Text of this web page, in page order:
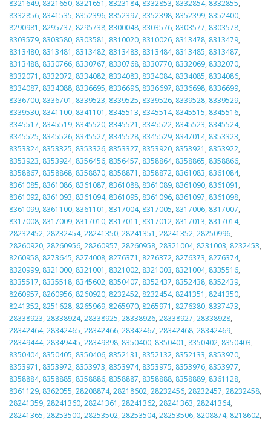
8321649, 8321650, 8321651 , 8323184, 8332853, 8332854, 8332855,
8332856, 8341535, 8352396, 8352397, 8352398, 8352399, 8352400,
8290981 , 8295737, 8295738, 8300048, 8303576, 8303577, 8303578,
8303579, 8303580, 8303581 , 8310020, 8310026, 8313478, 8313479,
8313480, 8313481 , 8313482, 8313483, 8313484, 8313485, 8313487,
8313488, 8330766, 8330767, 8330768, 8330770, 8332069, 8332070,
8332071 , 8332072, 8334082, 8334083, 8334084, 8334085, 8334086,
8334087, 8334088, 8336695, 8336696, 8336697, 8336698, 8336699,
8336700, 8336701 , 8339523, 8339525, 8339526, 8339528, 8339529,
8339530, 8341100, 8341101 , 8345513, 8345514, 8345515, 8345516,
8345517, 8345519, 8345520, 8345521 , 8345522, 8345523, 8345524,
8345525, 8345526, 8345527, 8345528, 8345529, 8347014, 8353323,
8353324, 8353325, 8353326, 8353327, 8353920, 8353921 , 8353922,
8353923, 8353924, 8356456, 8356457, 8358864, 8358865, 8358866,
8358867, 8358868, 8358870, 8358871 , 8358872, 8361083, 8361084,
8361085, 8361086, 8361087, 8361088, 8361089, 8361090, 8361091 ,
8361092, 8361093, 8361094, 8361095, 8361096, 8361097, 8361098,
8361099, 8361100, 8361101 , 8317004, 8317005, 8317006, 8317007,
8317008, 8317009, 8317010, 8317011 , 8317012, 8317013, 8317014,
28232452, 28232454, 28241350, 28241351 , 28241352, 28250996,
28260920, 28260956, 28260957, 28260958, 28321004, 8231003, 8232453,
8260958, 8273645, 8274008, 8276371 , 8276372, 8276373, 8276374,
8320999, 8321000, 8321001 , 8321002, 8321003, 8321004, 8335516,
8335517, 8335518, 8345602, 8350407, 8352437, 8352438, 8352439,
8260957, 8260956, 8260920, 8232452, 8232454, 8241351 , 8241350,
8241352, 8251628, 8265969, 8265970, 8265971 , 8276380, 8337473,
28338923, 28338924, 28338925, 28338926, 28338927, 28338928,
28342464, 28342465, 28342466, 28342467, 28342468, 28342469,
28349444, 28349445, 28349898, 8350400, 8350401 , 8350402, 8350403,
8350404, 8350405, 8350406, 8352131 , 8352132, 8352133, 8353970,
8353971 , 8353972, 8353973, 8353974, 8353975, 8353976, 8353977,
8358884, 8358885, 8358886, 8358887, 8358888, 8358889, 8361128,
8361129, 8362055, 28208874, 28218602, 28232456, 28232457, 28232458,
28241359, 28241360, 28241361 , 28241362, 28241363, 28241364,
28241365, 28253500, 28253502, 28253504, 28253506, 8208874, 8218602,